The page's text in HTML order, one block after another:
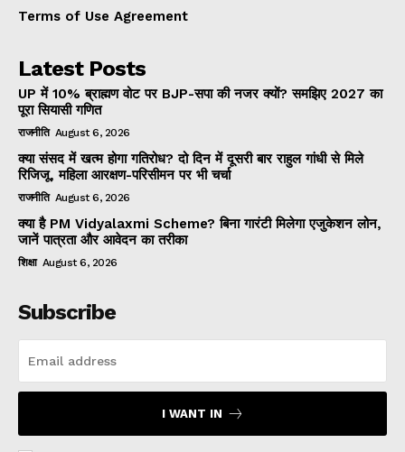
Terms of Use Agreement
Latest Posts
UP में 10% ब्राह्मण वोट पर BJP-सपा की नजर क्यों? समझिए 2027 का
पूरा सियासी गणित
राजनीति August 6, 2026
क्या संसद में खत्म होगा गतिरोध? दो दिन में दूसरी बार राहुल गांधी से मिले
रिजिजू, महिला आरक्षण-परिसीमन पर भी चर्चा
राजनीति August 6, 2026
क्या है PM Vidyalaxmi Scheme? बिना गारंटी मिलेगा एजुकेशन लोन,
जानें पात्रता और आवेदन का तरीका
शिक्षा August 6, 2026
Subscribe
I WANT IN